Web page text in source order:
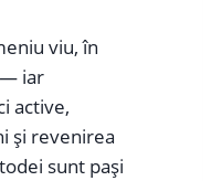
viu, în
iar
active,
și revenirea
sunt pași